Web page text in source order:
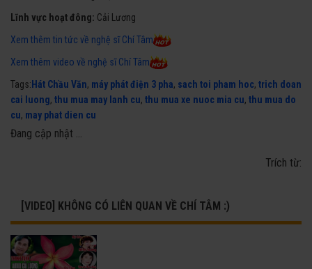
Lĩnh vực hoạt đông: Cải Lương
Xem thêm tin tức về nghệ sĩ Chí Tâm
Xem thêm video về nghệ sĩ Chí Tâm
Tags: Hát Chầu Văn, máy phát điện 3 pha, sach toi pham hoc, trich doan
cai luong, thu mua may lanh cu, thu mua xe nuoc mia cu, thu mua do
cu, may phat dien cu
Đang cập nhật ...
Trích từ:
[VIDEO] KHÔNG CÓ LIÊN QUAN VỀ CHÍ TÂM :)